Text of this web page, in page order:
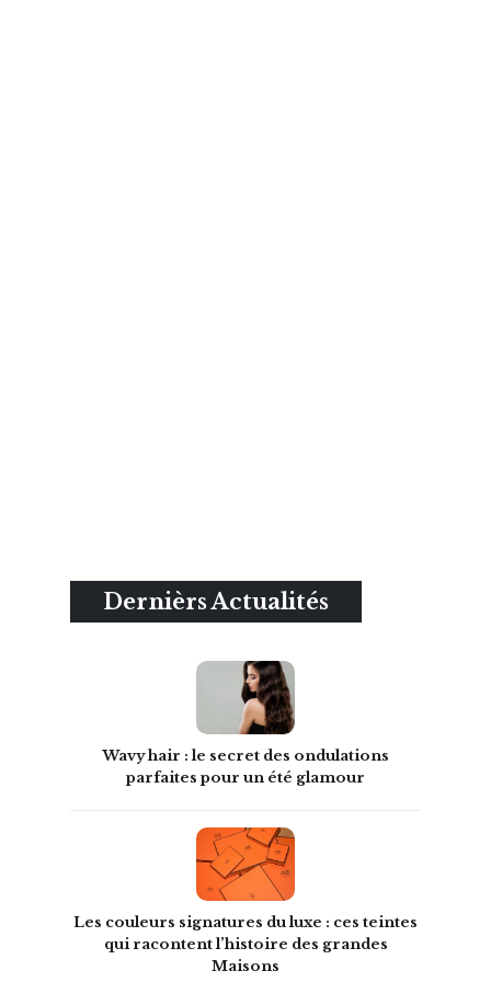
Dernièrs Actualités
Wavy hair : le secret des ondulations
parfaites pour un été glamour
Les couleurs signatures du luxe : ces teintes
qui racontent l’histoire des grandes
Maisons